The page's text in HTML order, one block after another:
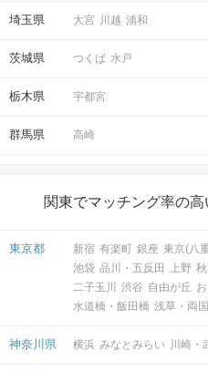
もちろんLINEIDの交換もできま
STEP7 アフターマッチング
埼玉県 大宮 川越 浦和
茨城県 つくば 水戸
栃木県 宇都宮
群馬県 高崎
関東でマッチング率の
東京都 新宿 有楽町 銀座 東京(八
池袋 品川・五反田 上野
二子玉川
渋谷 自由が丘
水道橋・飯田橋 浅草・両国
神奈川県 横浜 みなとみらい 川崎